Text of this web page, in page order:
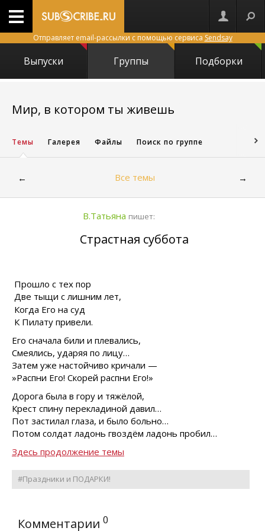
Отправляет email-рассылки с помощью сервиса Sendsay
Выпуски Группы Подборки
Мир, в котором ты живешь
Темы Галерея Файлы Поиск по группе
← Все темы →
В.Татьяна пишет:
Страстная суббота
Прошло с тех пор
Две тыщи с лишним лет,
Когда Его на суд
К Пилату привели.
Его сначала били и плевались,
Смеялись, ударяя по лицу…
Затем уже настойчиво кричали —
»Распни Его! Скорей распни Его!»
Дорога была в гору и тяжёлой,
Крест спину перекладиной давил…
Пот застилал глаза, и было больно…
Потом солдат ладонь гвоздём ладонь пробил…
Здесь продолжение темы
#Праздники и ПОДАРКИ!
Комментарии 0